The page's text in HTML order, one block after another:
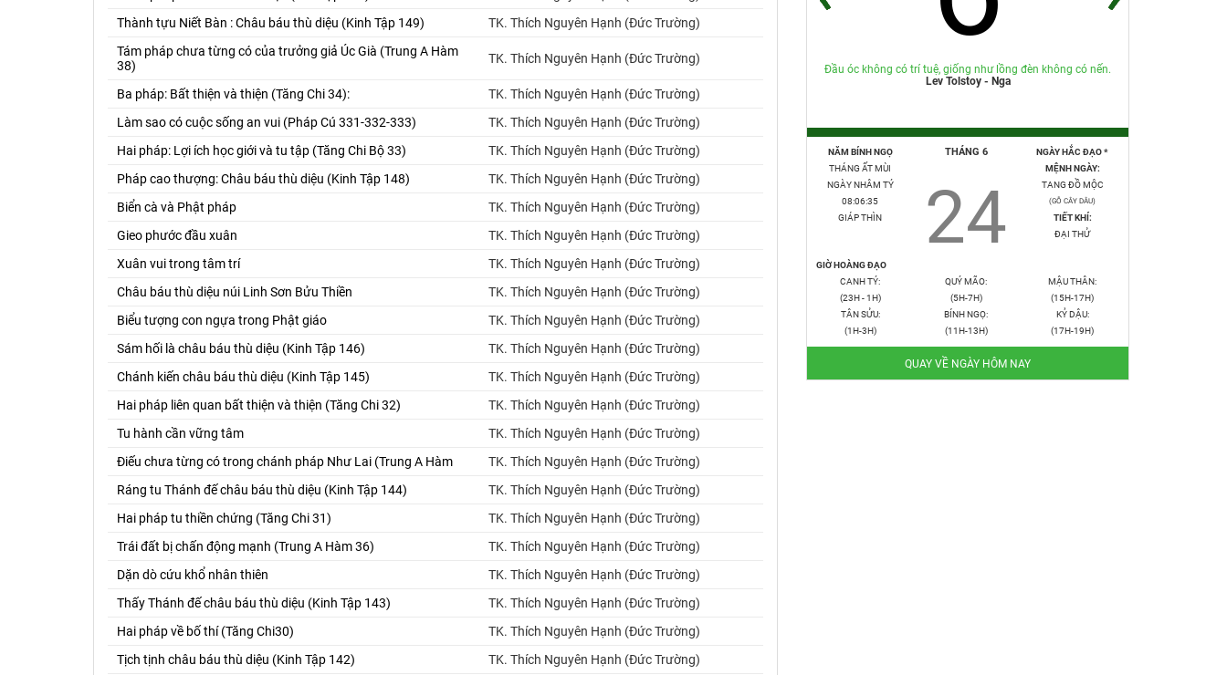
Thành tựu Niết Bàn : Châu báu thù diệu (Kinh Tập 149)
TK. Thích Nguyên Hạnh (Đức Trường)
Tám pháp chưa từng có của trưởng giả Úc Già (Trung A Hàm
38)
TK. Thích Nguyên Hạnh (Đức Trường)
Ba pháp: Bất thiện và thiện (Tăng Chi 34):
TK. Thích Nguyên Hạnh (Đức Trường)
Làm sao có cuộc sống an vui (Pháp Cú 331-332-333)
TK. Thích Nguyên Hạnh (Đức Trường)
Hai pháp: Lợi ích học giới và tu tập (Tăng Chi Bộ 33)
TK. Thích Nguyên Hạnh (Đức Trường)
Pháp cao thượng: Châu báu thù diệu (Kinh Tập 148)
TK. Thích Nguyên Hạnh (Đức Trường)
Biển cà và Phật pháp
TK. Thích Nguyên Hạnh (Đức Trường)
Gieo phước đầu xuân
TK. Thích Nguyên Hạnh (Đức Trường)
Xuân vui trong tâm trí
TK. Thích Nguyên Hạnh (Đức Trường)
Châu báu thù diệu núi Linh Sơn Bửu Thiền
TK. Thích Nguyên Hạnh (Đức Trường)
Biểu tượng con ngựa trong Phật giáo
TK. Thích Nguyên Hạnh (Đức Trường)
Sám hối là châu báu thù diệu (Kinh Tập 146)
TK. Thích Nguyên Hạnh (Đức Trường)
Chánh kiến châu báu thù diệu (Kinh Tập 145)
TK. Thích Nguyên Hạnh (Đức Trường)
Hai pháp liên quan bất thiện và thiện (Tăng Chi 32)
TK. Thích Nguyên Hạnh (Đức Trường)
Tu hành cần vững tâm
TK. Thích Nguyên Hạnh (Đức Trường)
Điếu chưa từng có trong chánh pháp Như Lai (Trung A Hàm
TK. Thích Nguyên Hạnh (Đức Trường)
Ráng tu Thánh đế châu báu thù diệu (Kinh Tập 144)
TK. Thích Nguyên Hạnh (Đức Trường)
Hai pháp tu thiền chứng (Tăng Chi 31)
TK. Thích Nguyên Hạnh (Đức Trường)
Trái đất bị chấn động mạnh (Trung A Hàm 36)
TK. Thích Nguyên Hạnh (Đức Trường)
Dặn dò cứu khổ nhân thiên
TK. Thích Nguyên Hạnh (Đức Trường)
Thấy Thánh đế châu báu thù diệu (Kinh Tập 143)
TK. Thích Nguyên Hạnh (Đức Trường)
Hai pháp về bố thí (Tăng Chi30)
TK. Thích Nguyên Hạnh (Đức Trường)
Tịch tịnh châu báu thù diệu (Kinh Tập 142)
TK. Thích Nguyên Hạnh (Đức Trường)
Đầu óc không có trí tuệ, giống như lồng đèn không có nến.
Lev Tolstoy - Nga
NĂM BÍNH NGỌ
THÁNG ẤT MÙI
NGÀY NHÂM TÝ
08:06:36
GIÁP THÌN
THÁNG 6
24
NGÀY HẮC ĐẠO *
MỆNH NGÀY:
TANG ĐỒ MỘC
(GỖ CÂY DÂU)
TIẾT KHÍ:
ĐẠI THỬ
GIỜ HOÀNG ĐẠO
CANH TÝ:
(23H - 1H)
TÂN SỬU:
(1H-3H)
QUÝ MÃO:
(5H-7H)
BÍNH NGỌ:
(11H-13H)
MẬU THÂN:
(15H-17H)
KỶ DẬU:
(17H-19H)
QUAY VỀ NGÀY HÔM NAY